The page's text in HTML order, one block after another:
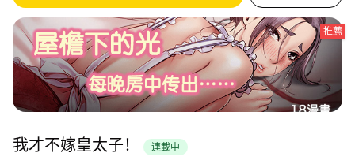
推薦
我才不嫁皇太子！ 連載中